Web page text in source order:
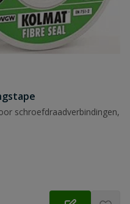
schroefdraadverbindingen,